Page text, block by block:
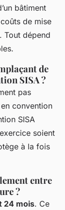
bâtiment
de mise
Tout dépend
de
SISA ?
pas
convention
SISA
soient
à la fois
entre
?
24 mois. Ce